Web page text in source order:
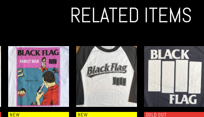
RELATED ITEMS
NEW NEW SOLD OUT